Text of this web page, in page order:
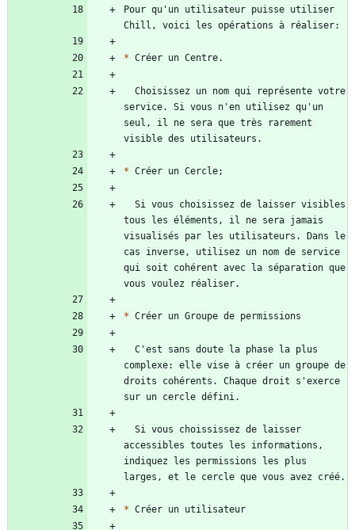
Pour qu'un utilisateur puisse utiliser
*
service. Si vous n'en utilisez qu'un
seul, il ne sera que très rarement
*
tous les éléments, il ne sera jamais
visualisés par les utilisateurs. Dans le
cas inverse, utilisez un nom de service
qui soit cohérent avec la séparation que
*
complexe: elle vise à créer un groupe de
droits cohérents. Chaque droit s'exerce
accessibles toutes les informations,
indiquez les permissions les plus
*